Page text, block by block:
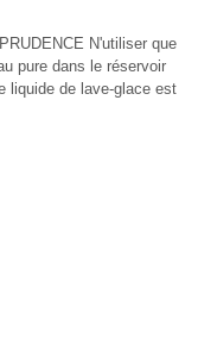
N'utiliser que
pure dans le réservoir
liquide de lave-glace est